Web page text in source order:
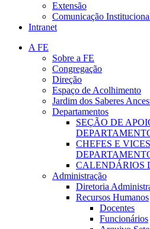
Extensão
Comunicação
Intranet
A FE
Sobre a FE
Congregação
Direção
Espaço de Acolhimento
Jardim dos Saberes
Departamentos
SEÇÃO DE
CHEFES E
CALENDÁRIOS
Administração
Diretoria
Recursos Humanos
Docentes
Funcionários